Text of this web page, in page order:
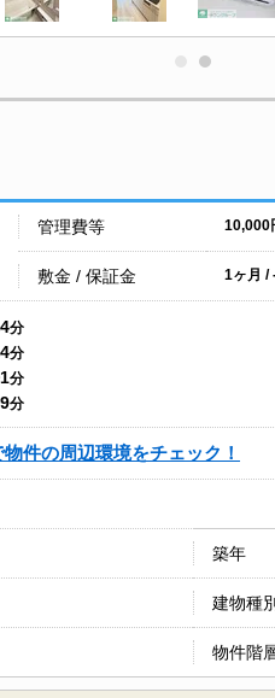
管理費等 10,000
敷金 / 保証金 1ヶ月 /
4分
4分
1分
9分
件の周辺環境をチェック！
築年
建物種別
物件階